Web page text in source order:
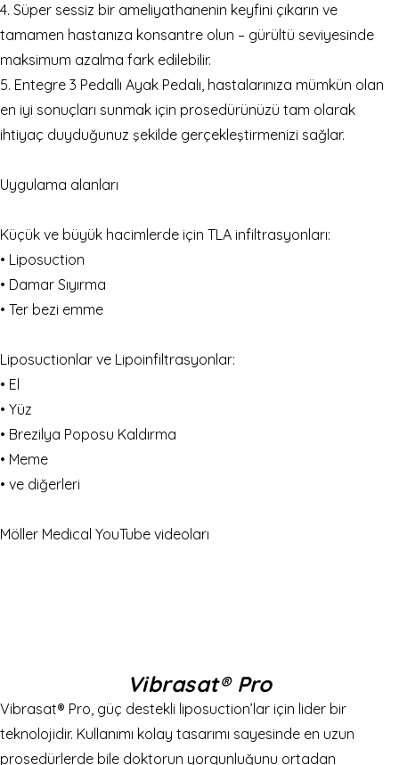
4. Süper sessiz bir ameliyathanenin keyfini çıkarın ve
tamamen hastanıza konsantre olun – gürültü seviyesinde
maksimum azalma fark edilebilir.
5. Entegre 3 Pedallı Ayak Pedalı, hastalarınıza mümkün olan
en iyi sonuçları sunmak için prosedürünüzü tam olarak
ihtiyaç duyduğunuz şekilde gerçekleştirmenizi sağlar.
Uygulama alanları
Küçük ve büyük hacimlerde için TLA infiltrasyonları:
• Liposuction
• Damar Sıyırma
• Ter bezi emme
Liposuctionlar ve Lipoinfiltrasyonlar:
• El
• Yüz
• Brezilya Poposu Kaldırma
• Meme
• ve diğerleri
Möller Medical YouTube videoları
Vibrasat® Pro
Vibrasat® Pro, güç destekli liposuction’lar için lider bir
teknolojidir. Kullanımı kolay tasarımı sayesinde en uzun
prosedürlerde bile doktorun yorgunluğunu ortadan